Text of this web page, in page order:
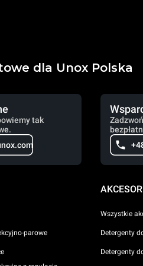
dla Unox Polska
tak
parowe
Wszystkie
Detergenty
Detergenty